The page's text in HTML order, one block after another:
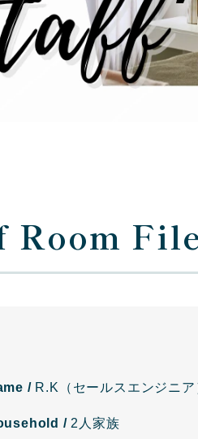
File
/ R.K（セールスエンジニア
/ 2人家族